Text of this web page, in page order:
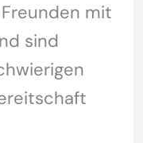
mit
sind